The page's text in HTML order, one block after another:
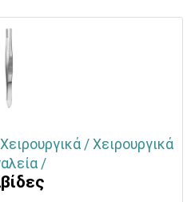
/ Χειρουργικά
/